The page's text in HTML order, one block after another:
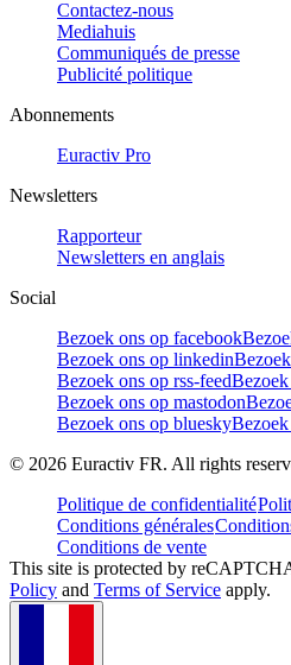
Contactez-nous
Mediahuis
Communiqués de presse
Publicité politique
Abonnements
Euractiv Pro
Newsletters
Rapporteur
Newsletters en anglais
Social
Bezoek ons op facebook
Bezoek ons op linkedin
Bezoek ons op rss-feed
Bezoek ons op mastodon
Bezoek ons op bluesky
© 2026 Euractiv FR. All rights
Politique de confidentialité
Conditions générales
Conditions de vente
This site is protected by
Policy and Terms of Service apply.